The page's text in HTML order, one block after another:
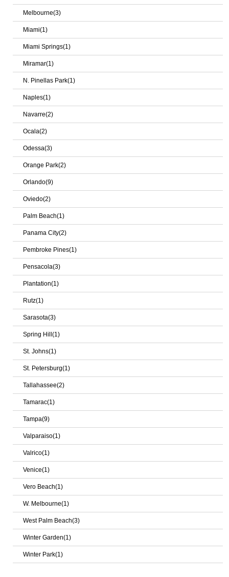
Melbourne(3)
Miami(1)
Miami Springs(1)
Miramar(1)
N. Pinellas Park(1)
Naples(1)
Navarre(2)
Ocala(2)
Odessa(3)
Orange Park(2)
Orlando(9)
Oviedo(2)
Palm Beach(1)
Panama City(2)
Pembroke Pines(1)
Pensacola(3)
Plantation(1)
Rutz(1)
Sarasota(3)
Spring Hill(1)
St. Johns(1)
St. Petersburg(1)
Tallahassee(2)
Tamarac(1)
Tampa(9)
Valparaiso(1)
Valrico(1)
Venice(1)
Vero Beach(1)
W. Melbourne(1)
West Palm Beach(3)
Winter Garden(1)
Winter Park(1)